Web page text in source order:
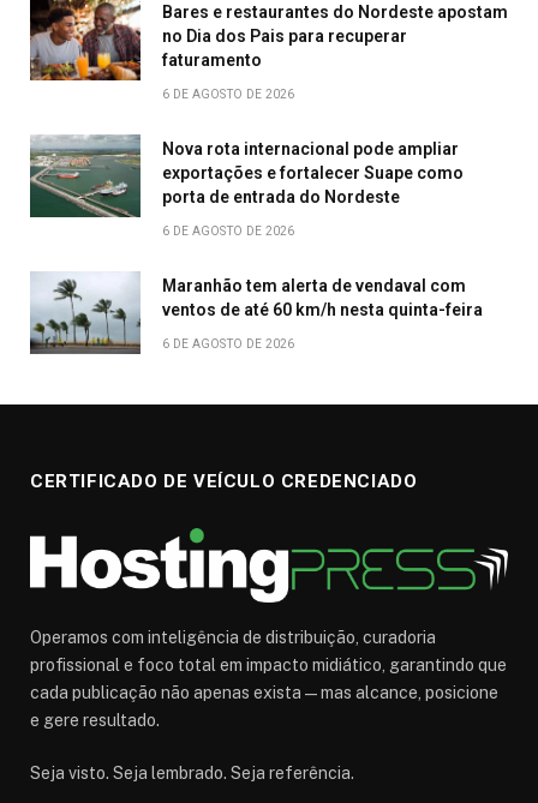
Bares e restaurantes do Nordeste apostam
no Dia dos Pais para recuperar
faturamento
6 DE AGOSTO DE 2026
Nova rota internacional pode ampliar
exportações e fortalecer Suape como
porta de entrada do Nordeste
6 DE AGOSTO DE 2026
Maranhão tem alerta de vendaval com
ventos de até 60 km/h nesta quinta-feira
6 DE AGOSTO DE 2026
CERTIFICADO DE VEÍCULO CREDENCIADO
Operamos com inteligência de distribuição, curadoria
profissional e foco total em impacto midiático, garantindo que
cada publicação não apenas exista — mas alcance, posicione
e gere resultado.
Seja visto. Seja lembrado. Seja referência.